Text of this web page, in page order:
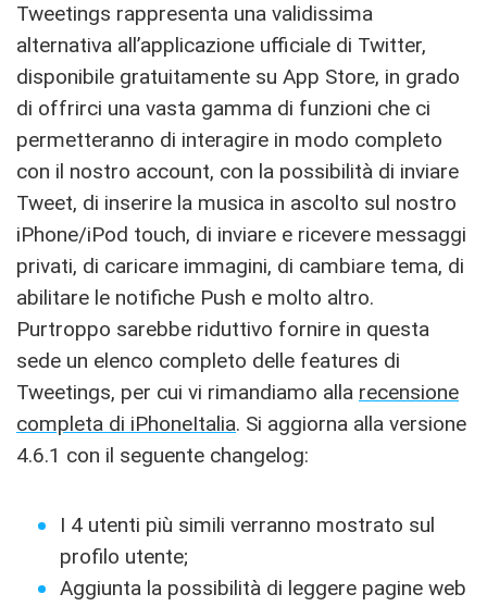
Tweetings rappresenta una validissima
alternativa all’applicazione ufficiale di Twitter,
disponibile gratuitamente su App Store, in grado
di offrirci una vasta gamma di funzioni che ci
permetteranno di interagire in modo completo
con il nostro account, con la possibilità di inviare
Tweet, di inserire la musica in ascolto sul nostro
iPhone/iPod touch, di inviare e ricevere messaggi
privati, di caricare immagini, di cambiare tema, di
abilitare le notifiche Push e molto altro.
Purtroppo sarebbe riduttivo fornire in questa
sede un elenco completo delle features di
Tweetings, per cui vi rimandiamo alla recensione
completa di iPhoneItalia. Si aggiorna alla versione
4.6.1 con il seguente changelog:
I 4 utenti più simili verranno mostrato sul
profilo utente;
Aggiunta la possibilità di leggere pagine web